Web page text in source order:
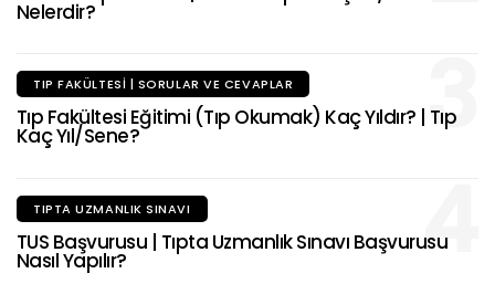
Nelerdir?
3
TIP FAKÜLTESI | SORULAR VE CEVAPLAR
Tıp Fakültesi Eğitimi (Tıp Okumak) Kaç Yıldır? | Tıp
Kaç Yıl/Sene?
4
TIPTA UZMANLIK SINAVI
TUS Başvurusu | Tıpta Uzmanlık Sınavı Başvurusu
Nasıl Yapılır?